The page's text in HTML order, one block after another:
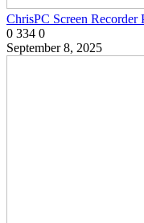
ChrisPC Screen
0 334 0
September 8, 2025